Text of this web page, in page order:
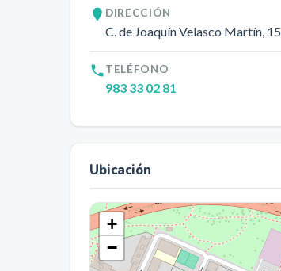
DIRECCIÓN
C. de Joaquín Velasco Martín, 15
TELÉFONO
983 33 02 81
Ubicación
+
−